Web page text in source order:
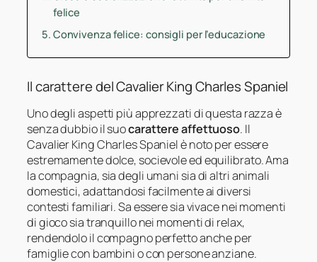
felice
Convivenza felice: consigli per l’educazione
Il carattere del Cavalier King Charles Spaniel
Uno degli aspetti più apprezzati di questa razza è
senza dubbio il suocarattere affettuoso. Il
Cavalier King Charles Spaniel è noto per essere
estremamente dolce, socievole ed equilibrato. Ama
la compagnia, sia degli umani sia di altri animali
domestici, adattandosi facilmente ai diversi
contesti familiari. Sa essere sia vivace nei momenti
di gioco sia tranquillo nei momenti di relax,
rendendolo il compagno perfetto anche per
famiglie con bambini o con persone anziane.